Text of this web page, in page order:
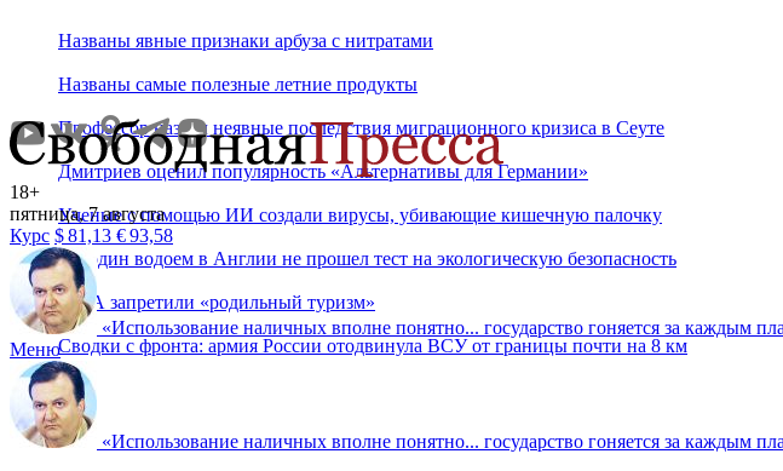
Названы явные признаки арбуза с нитратами
Названы самые полезные летние продукты
Профессор назвал неявные последствия миграционного кризиса в Сеуте
Дмитриев оценил популярность «Альтернативы для Германии»
Ученые с помощью ИИ создали вирусы, убивающие кишечную палочку
Ни один водоем в Англии не прошел тест на экологическую безопасность
США запретили «родильный туризм»
Сводки с фронта: армия России отодвинула ВСУ от границы почти на 8 км
18+
пятница, 7 августа
Курс $81,13 €93,58
«Использование наличных вполне понятно... государство гоняется за каждым
Меню
«Использование наличных вполне понятно... государство гоняется за каждым